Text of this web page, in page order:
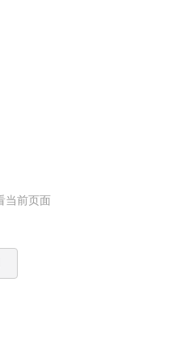
当前页面